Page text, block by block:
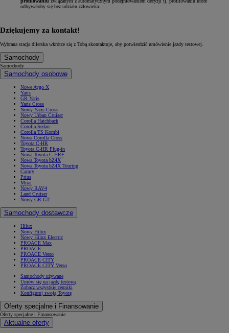
odbywałoby się bez udziału człowieka.
Dziękujemy za kontakt!
Wybrana stacja dilerska wkrótce się z Tobą skontaktuje, aby potwierdzić umówienie jazdy testowej.
Samochody
Samochody
Samochody osobowe
Nowe Aygo X
Yaris
GR Yaris
Yaris Cross
Nowy Yaris Cross
Nowy Urban Cruiser
Corolla Hatchback
Corolla Sedan
Corolla TS Kombi
Nowa Corolla Cross
Toyota C-HR
Toyota C-HR Plug-in
Nowa Toyota C-HR+
Nowa Toyota bZ4X
Nowa Toyota bZ4X Touring
Camry
Prius
Mirai
Nowy RAV4
Land Cruiser
Nowy GR GT
Samochody dostawcze
Hilux
Nowy Hilux
Nowy Hilux Electric
PROACE Max
PROACE
PROACE Verso
PROACE CITY
PROACE CITY Verso
Samochody używane
Umów się na jazdę testową
Zobacz wszystkie cenniki
Konfiguruj swoją Toyotę
Oferty specjalne i Finansowanie
Oferty specjalne i Finansowanie
Aktualne oferty